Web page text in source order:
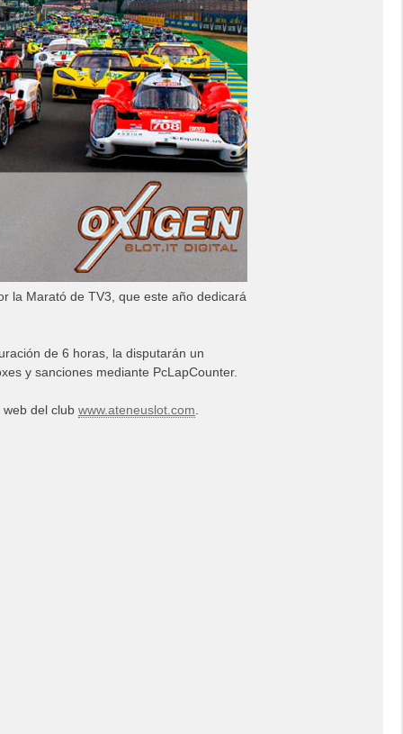
la Marató de TV3, que este año dedicará
de 6 horas, la disputarán un
y sanciones mediante PcLapCounter.
web del club www.ateneuslot.com